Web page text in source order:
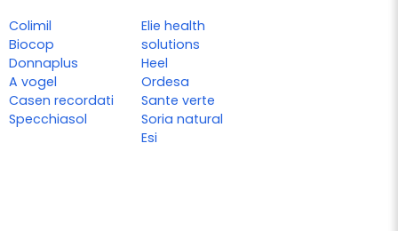
Colimil
Biocop
Donnaplus
A vogel
Casen recordati
Specchiasol
Elie health
solutions
Heel
Ordesa
Sante verte
Soria natural
Esi